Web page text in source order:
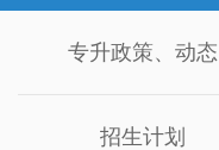
专升政策、动态
招生计划